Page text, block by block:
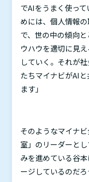
でAIをうまく使っ
めには、個人情報
で、世の中の傾向
ウハウを適切に見
していく。それが
たちマイナビがAI
ます」
そのようなマイナ
室」のリーダーと
みを進めている谷
ージしているのだろ